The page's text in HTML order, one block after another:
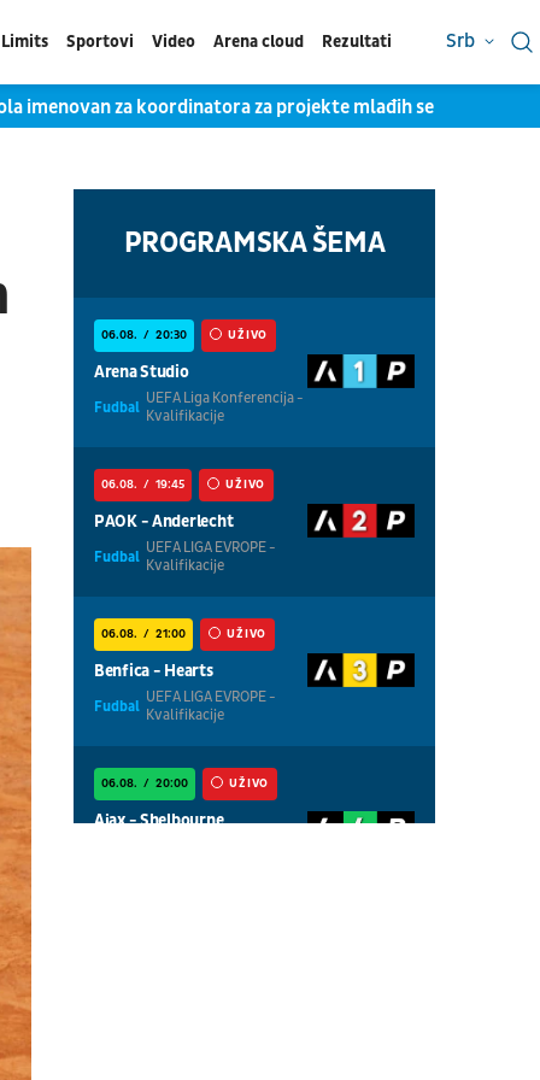
Limits Sportovi Video Arena cloud Rezultati Srb
imenovan za koordinatora za projekte mlađih selekcija
PROGRAMSKA ŠEMA
06.08. 20:30 UŽIVO
Arena Studio
Fudbal UEFA Liga Konferencija -
Kvalifikacije
06.08. 19:45 UŽIVO
PAOK - Anderlecht
Fudbal UEFA LIGA EVROPE -
Kvalifikacije
06.08. 21:00 UŽIVO
Benfica - Hearts
Fudbal UEFA LIGA EVROPE -
Kvalifikacije
06.08. 20:00 UŽIVO
Ajax - Shelbourne